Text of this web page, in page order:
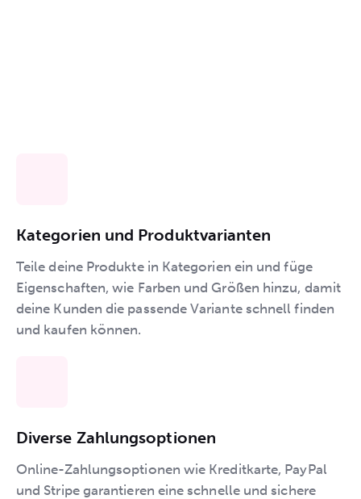
Kategorien und Produktvarianten
Teile deine Produkte in Kategorien ein und füge
Eigenschaften, wie Farben und Größen hinzu, damit
deine Kunden die passende Variante schnell finden
und kaufen können.
Diverse Zahlungsoptionen
Online-Zahlungsoptionen wie Kreditkarte, PayPal
und Stripe garantieren eine schnelle und sichere